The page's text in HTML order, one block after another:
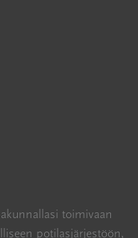
toimivaan
potilasjärjestöön,